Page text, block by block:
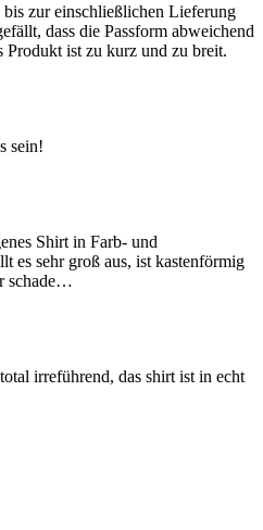
zur einschließlichen Lieferung
dass die Passform abweichend
ist zu kurz und zu breit.
sein!
Shirt in Farb- und
es sehr groß aus, ist kastenförmig
schade…
irreführend, das shirt ist in echt